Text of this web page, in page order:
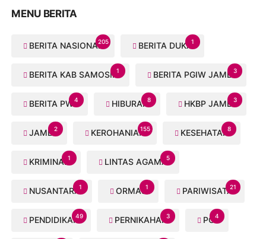
MENU BERITA
BERITA NASIONAL205 BERITA DUKA1
BERITA KAB SAMOSIR1 BERITA PGIW JAMBI3
BERITA PWI4 HIBURAN8 HKBP JAMBI3
JAMBI2 KEROHANIAN155 KESEHATAN8
KRIMINAL1 LINTAS AGAMA5
NUSANTARA1 ORMAS1 PARIWISATA21
PENDIDIKAN49 PERNIKAHAN3 PGI4